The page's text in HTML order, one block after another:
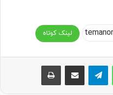
لینک کوتاه
واتس آپ تلگرام اشتراک گذاری از طریق ایمیل چاپ